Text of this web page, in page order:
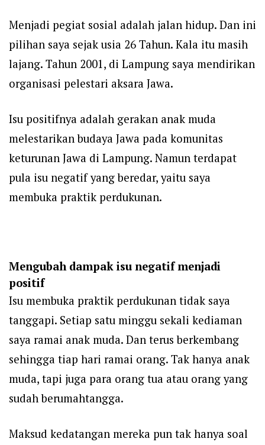
Menjadi pegiat sosial adalah jalan hidup. Dan ini
pilihan saya sejak usia 26 Tahun. Kala itu masih
lajang. Tahun 2001, di Lampung saya mendirikan
organisasi pelestari aksara Jawa.
Isu positifnya adalah gerakan anak muda
melestarikan budaya Jawa pada komunitas
keturunan Jawa di Lampung. Namun terdapat
pula isu negatif yang beredar, yaitu saya
membuka praktik perdukunan.
Mengubah dampak isu negatif menjadi
positif
Isu membuka praktik perdukunan tidak saya
tanggapi. Setiap satu minggu sekali kediaman
saya ramai anak muda. Dan terus berkembang
sehingga tiap hari ramai orang. Tak hanya anak
muda, tapi juga para orang tua atau orang yang
sudah berumahtangga.
Maksud kedatangan mereka pun tak hanya soal